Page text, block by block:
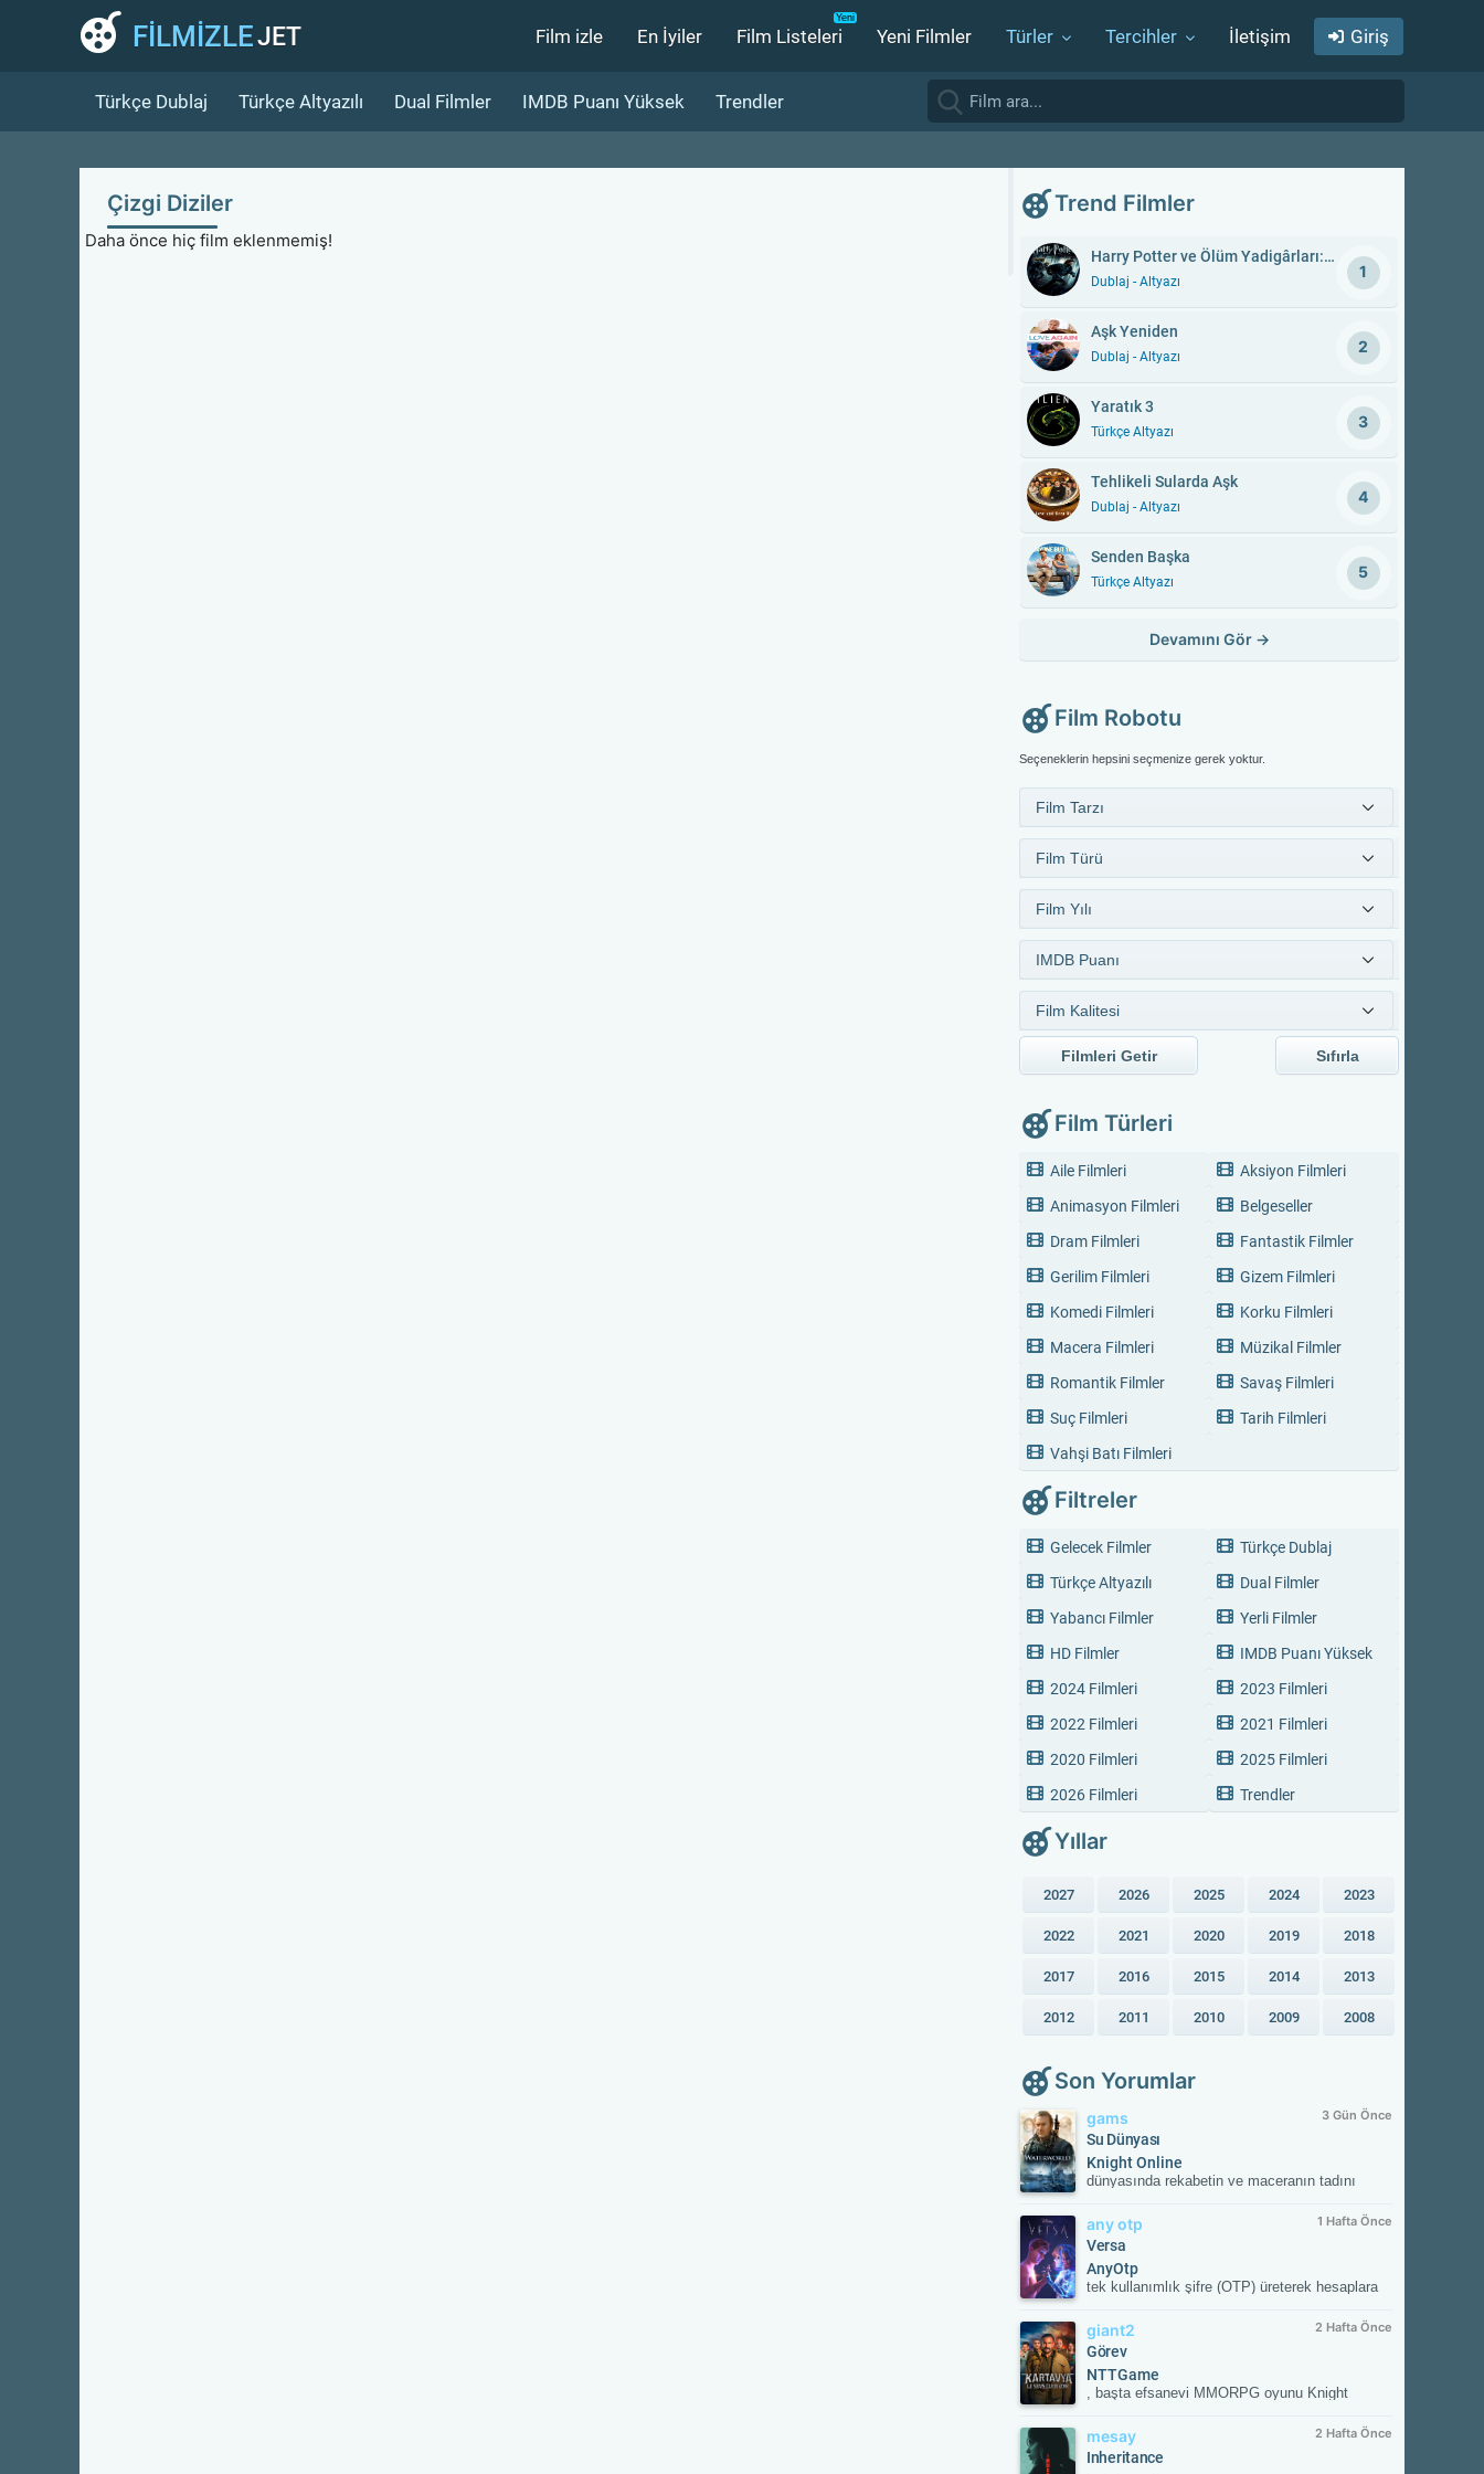
FİLMİZLEJET Film izle En İyiler Film Listeleri Yeni Filmler Türler Tercihler İletişim Giriş
Türkçe Dublaj Türkçe Altyazılı Dual Filmler IMDB Puanı Yüksek Trendler
Çizgi Diziler
Daha önce hiç film eklenmemiş!
Trend Filmler
Harry Potter ve Ölüm Yadigârları: Bölüm 1
Dublaj - Altyazı
1
Aşk Yeniden
Dublaj - Altyazı
2
Yaratık 3
Türkçe Altyazı
3
Tehlikeli Sularda Aşk
Dublaj - Altyazı
4
Senden Başka
Türkçe Altyazı
5
Devamını Gör →
Film Robotu
Seçeneklerin hepsini seçmenize gerek yoktur.
Filmleri Getir Sıfırla
Film Türleri
Aile Filmleri
Aksiyon Filmleri
Animasyon Filmleri
Belgeseller
Dram Filmleri
Fantastik Filmler
Gerilim Filmleri
Gizem Filmleri
Komedi Filmleri
Korku Filmleri
Macera Filmleri
Müzikal Filmler
Romantik Filmler
Savaş Filmleri
Suç Filmleri
Tarih Filmleri
Vahşi Batı Filmleri
Filtreler
Gelecek Filmler
Türkçe Dublaj
Türkçe Altyazılı
Dual Filmler
Yabancı Filmler
Yerli Filmler
HD Filmler
IMDB Puanı Yüksek
2024 Filmleri
2023 Filmleri
2022 Filmleri
2021 Filmleri
2020 Filmleri
2025 Filmleri
2026 Filmleri
Trendler
Yıllar
2027 2026 2025 2024 2023
2022 2021 2020 2019 2018
2017 2016 2015 2014 2013
2012 2011 2010 2009 2008
Son Yorumlar
gams 3 Gün Önce
Su Dünyası
Knight Online
dünyasında rekabetin ve maceranın tadını
kesintisiz oyun deneyimiyle savaşın
merkezinde yerini al. Güncel gelişmeleri takip
etmek ve resmi içeriklere ulaşmak için
NTTGame platformunu ziyaret edebilir,
karakterini zirveye taşıyacak fırsatları
any otp 1 Hafta Önce
Versa
AnyOtp
tek kullanımlık şifre (OTP) üreterek hesaplara
(2FA) uygulamasıdır. Hesabınızla
eşleştirildikten sonra her girişte uygulamanın
oluşturduğu süreli doğrulama kodunu ister;
böylece yetkisiz erişime karşı hesabınızı korur.
giant2 2 Hafta Önce
Görev
NTTGame
, başta efsanevi MMORPG oyunu Knight
ücretsiz (Free-to-Play) çevrimiçi oyunların
yayıncılığını üstlenen lider bir dijital oyun
mesay 2 Hafta Önce
Inheritance